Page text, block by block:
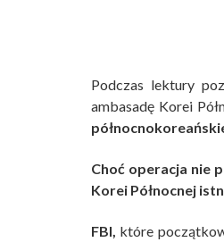
Podczas lektury
ambasadę Korei
Choć operacja nie
Korei Północnej
FBI, które